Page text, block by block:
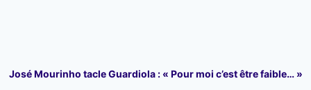
José Mourinho tacle Guardiola : « Pour moi c’est être faible… »